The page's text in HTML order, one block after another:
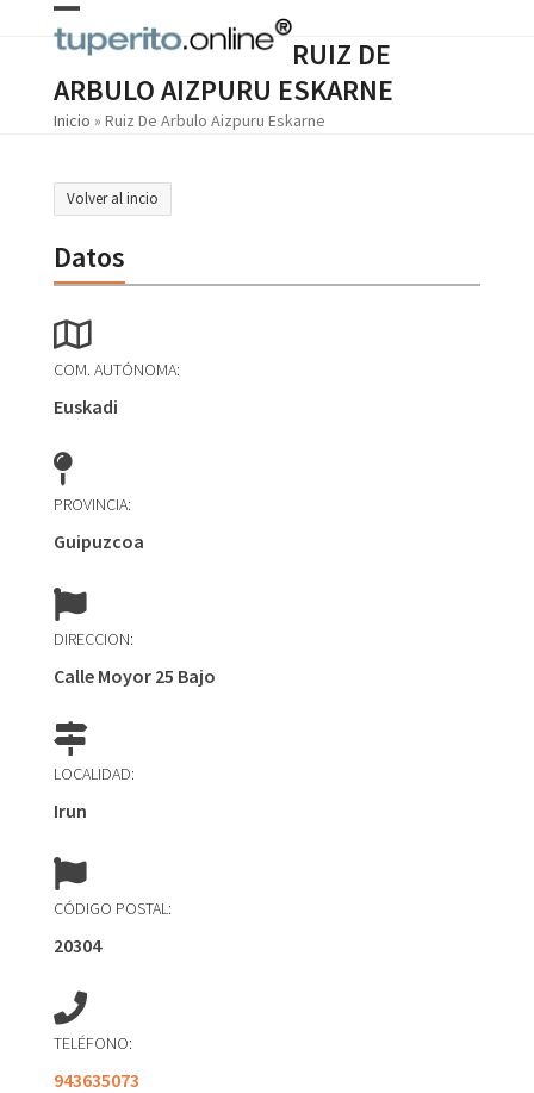
Open
mobile
menu
Close
mobile
menu
RUIZ DE
ARBULO AIZPURU ESKARNE
Inicio » Ruiz De Arbulo Aizpuru Eskarne
Volver al incio
Datos
COM. AUTÓNOMA:
Euskadi
PROVINCIA:
Guipuzcoa
DIRECCION:
Calle Moyor 25 Bajo
LOCALIDAD:
Irun
CÓDIGO POSTAL:
20304
TELÉFONO:
943635073